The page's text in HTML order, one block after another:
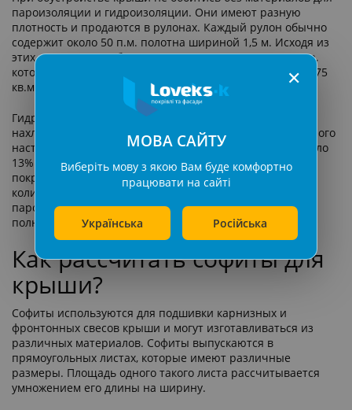
пароизоляции и гидроизоляции. Они имеют разную
плотность и продаются в рулонах. Каждый рулон обычно
содержит около 50 п.м. полотна шириной 1,5 м. Исходя из
этих параметров, общая площадь кровельного настила,
который содержится в одном рулоне, составляет около 75
кв.м.
Гидро- и пароизоляция укладывается с небольшим
нахлестом. Поэтому при расчетах от площади кровельного
настила, содержащегося в одном рулоне, отнимают около
13%. Получается, что одного рулона достаточно для
покрытия площади 65 кв.м. Поэтому, чтобы рассчитать
количество рулонов гидроизоляционного и
пароизоляционного материала, необходимо разделить
полную площадь поверхности крыши на 65.
Как рассчитать софиты для
крыши?
Софиты используются для подшивки карнизных и
фронтонных свесов крыши и могут изготавливаться из
различных материалов. Софиты выпускаются в
прямоугольных листах, которые имеют различные
размеры. Площадь одного такого листа рассчитывается
умножением его длины на ширину.
✕
МОВА САЙТУ
Виберіть мову з якою Вам буде комфортно
працювати на сайті
Українська Російська